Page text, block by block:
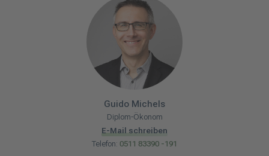
Guido Michels
Diplom-Ökonom
E-Mail schreiben
Telefon: 0511 83390 -191